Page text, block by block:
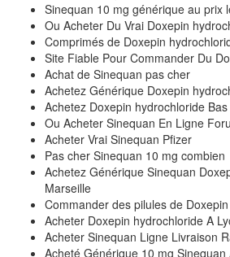
Sinequan 10 mg générique au prix
Ou Acheter Du Vrai Doxepin
Comprimés de Doxepin
Site Fiable Pour Commander Du
Achat de Sinequan pas cher
Achetez Générique Doxepin
Achetez Doxepin hydrochloride
Ou Acheter Sinequan En Ligne
Acheter Vrai Sinequan Pfizer
Pas cher Sinequan 10 mg combien
Achetez Générique Sinequan
Marseille
Commander des pilules de
Acheter Doxepin hydrochloride A
Acheter Sinequan Ligne Livraison
Acheté Générique 10 mg Sinequan